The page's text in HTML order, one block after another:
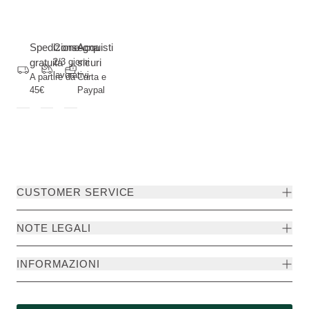
Spedizione
gratuita
A partire da
45€
Consegna
2/3 giorni
lavorativi
Acquisti
sicuri
Carta e
Paypal
CUSTOMER SERVICE
NOTE LEGALI
INFORMAZIONI